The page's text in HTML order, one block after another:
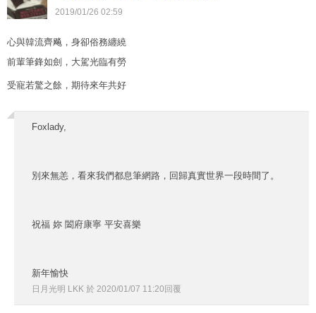
2019/01/26 02:59
心與韓流齊飚，身卻俗務纏繞
前輩筆鋒如劍，大駕光臨有勞
受寵若驚之餘，期待來年共好
Foxlady,
別來無恙，看來我們都息筆網路，回歸真實世界一段時間了。
祝福 妳 闔府康寧 平安喜樂
新年愉快
日月光明 LKK 於 2020/01/07 11:20 回覆